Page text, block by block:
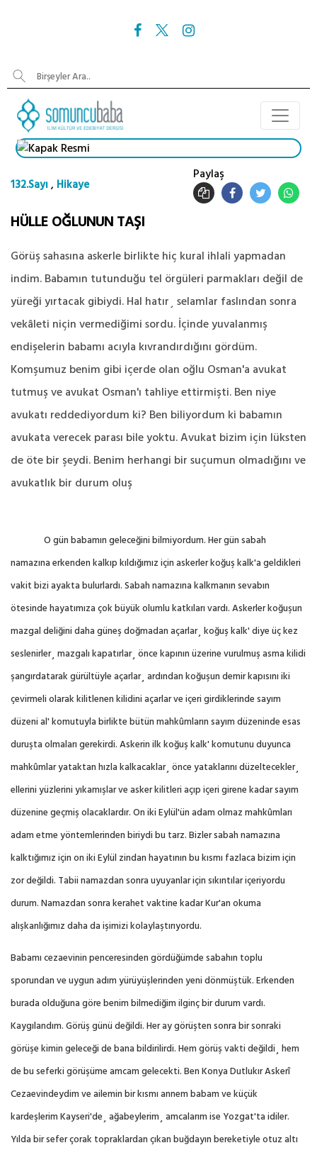
132.Sayı, Hikaye
Paylaş
HÜLLE OĞLUNUN TAŞI
Görüş sahasına askerle birlikte hiç kural ihlali yapmadan
indim. Babamın tutunduğu tel örgüleri parmakları değil de
yüreği yırtacak gibiydi. Hal hatır¸ selamlar faslından sonra
vekâleti niçin vermediğimi sordu. İçinde yuvalanmış
endişelerin babamı acıyla kıvrandırdığını gördüm.
Komşumuz benim gibi içerde olan oğlu Osman'a avukat
tutmuş ve avukat Osman'ı tahliye ettirmişti. Ben niye
avukatı reddediyordum ki? Ben biliyordum ki babamın
avukata verecek parası bile yoktu. Avukat bizim için lüksten
de öte bir şeydi. Benim herhangi bir suçumun olmadığını ve
avukatlık bir durum oluş
O gün babamın geleceğini bilmiyordum. Her gün sabah
namazına erkenden kalkıp kıldığımız için askerler koğuş kalk'a geldikleri
vakit bizi ayakta bulurlardı. Sabah namazına kalkmanın sevabın
ötesinde hayatımıza çok büyük olumlu katkıları vardı. Askerler koğuşun
mazgal deliğini daha güneş doğmadan açarlar¸ koğuş kalk' diye üç kez
seslenirler¸ mazgalı kapatırlar¸ önce kapının üzerine vurulmuş asma kilidi
şangırdatarak gürültüyle açarlar¸ ardından koğuşun demir kapısını iki
çevirmeli olarak kilitlenen kilidini açarlar ve içeri girdiklerinde sayım
düzeni al' komutuyla birlikte bütün mahkûmların sayım düzeninde esas
duruşta olmaları gerekirdi. Askerin ilk koğuş kalk' komutunu duyunca
mahkûmlar yataktan hızla kalkacaklar¸ önce yataklarını düzeltecekler¸
ellerini yüzlerini yıkamışlar ve asker kilitleri açıp içeri girene kadar sayım
düzenine geçmiş olacaklardır. On iki Eylül'ün adam olmaz mahkûmları
adam etme yöntemlerinden biriydi bu tarz. Bizler sabah namazına
kalktığımız için on iki Eylül zindan hayatının bu kısmı fazlaca bizim için
zor değildi. Tabii namazdan sonra uyuyanlar için sıkıntılar içeriyordu
durum. Namazdan sonra kerahet vaktine kadar Kur'an okuma
alışkanlığımız daha da işimizi kolaylaştırıyordu.
Babamı cezaevinin penceresinden gördüğümde sabahın toplu
sporundan ve uygun adım yürüyüşlerinden yeni dönmüştük. Erkenden
burada olduğuna göre benim bilmediğim ilginç bir durum vardı.
Kaygılandım. Görüş günü değildi. Her ay görüşten sonra bir sonraki
görüşe kimin geleceği de bana bildirilirdi. Hem görüş vakti değildi¸ hem
de bu seferki görüşüme amcam gelecekti. Ben Konya Dutlukır Askerî
Cezaevindeydim ve ailemin bir kısmı annem babam ve küçük
kardeşlerim Kayseri'de¸ ağabeylerim¸ amcalarım ise Yozgat'ta idiler.
Yılda bir sefer çorak topraklardan çıkan buğdayın bereketiyle otuz altı